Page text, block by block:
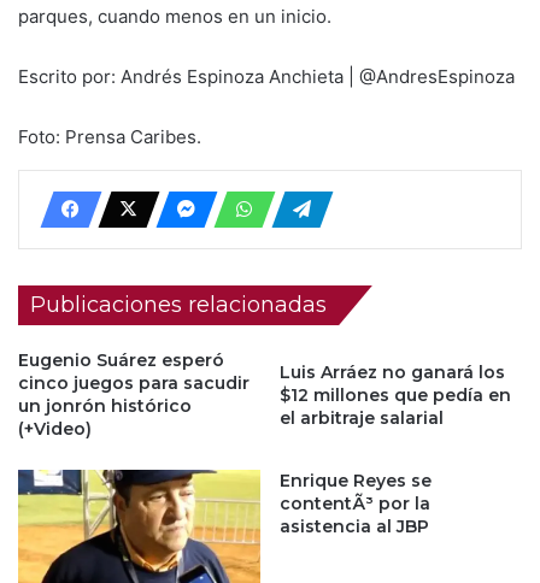
parques, cuando menos en un inicio.
Escrito por: Andrés Espinoza Anchieta | @AndresEspinoza
Foto: Prensa Caribes.
Publicaciones relacionadas
Eugenio Suárez esperó
cinco juegos para sacudir
un jonrón histórico
(+Video)
Luis Arráez no ganará los
$12 millones que pedía en
el arbitraje salarial
Enrique Reyes se
contentÃ³ por la
asistencia al JBP